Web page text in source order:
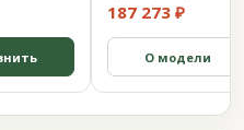
187 273 ₽
О модели